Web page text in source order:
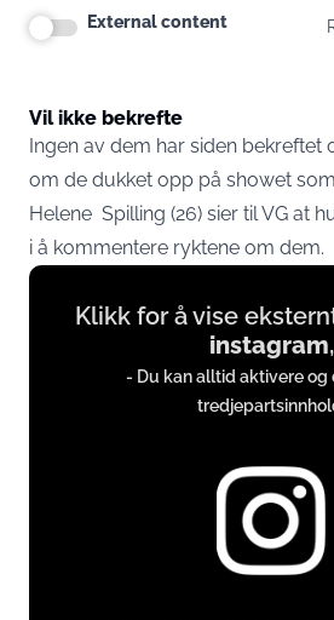
External content
Vil ikke bekrefte
Ingen av dem har siden bekreftet
om de dukket opp på showet
Helene Spilling (26) sier til VG at
i å kommentere ryktene om dem.
Display
content
instagram.com
Klikk for å vise
instagram,
- Du kan alltid aktivere og